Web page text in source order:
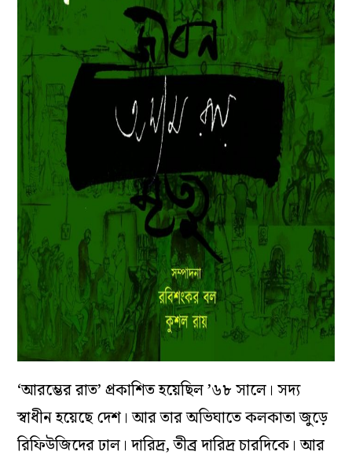
‘আরম্ভের রাত’ প্রকাশিত হয়েছিল ’৬৮ সালে। সদ্য
স্বাধীন হয়েছে দেশ। আর তার অভিঘাতে কলকাতা জুড়ে
রিফিউজিদের ঢাল। দারিদ্র, তীব্র দারিদ্র চারদিকে। আর